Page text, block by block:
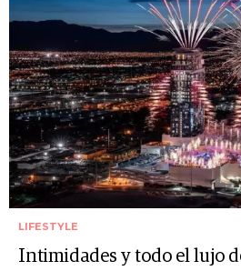
LIFESTYLE
Intimidades y todo el lujo